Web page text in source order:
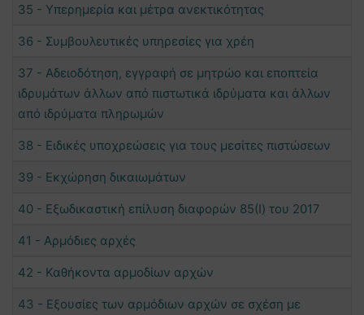
35 - Υπερημερία και μέτρα ανεκτικότητας
36 - Συμβουλευτικές υπηρεσίες για χρέη
37 - Αδειοδότηση, εγγραφή σε μητρώο και εποπτεία
ιδρυμάτων άλλων από πιστωτικά ιδρύματα και άλλων
από ιδρύματα πληρωμών
38 - Ειδικές υποχρεώσεις για τους μεσίτες πιστώσεων
39 - Εκχώρηση δικαιωμάτων
40 - Εξωδικαστική επίλυση διαφορών 85(I) του 2017
41 - Αρμόδιες αρχές
42 - Καθήκοντα αρμοδίων αρχών
43 - Εξουσίες των αρμόδιων αρχών σε σχέση με